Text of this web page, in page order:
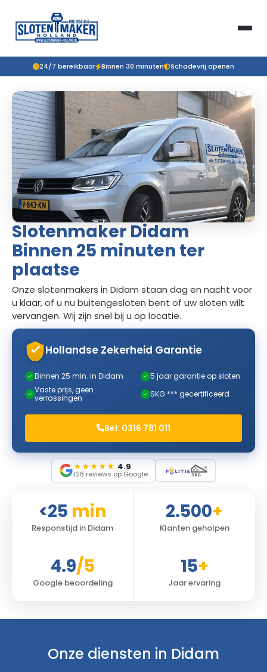
24/7 bereikbaar Binnen 30 minuten Schadevrij openen
Slotenmaker Didam
Binnen 25 minuten ter
plaatse
Onze slotenmakers in Didam staan dag en nacht voor
u klaar, of u nu buitengesloten bent of uw sloten wilt
vervangen. Wij zijn snel bij u op locatie.
Hollandse Zekerheid Garantie
✓ Binnen 25 min. in Didam ✓ 5 jaar garantie op sloten
✓ Vaste prijs, geen
verrassingen
✓ SKG *** gecertificeerd
Bel: 0316 781 011
★★★★★ 4.9
128 reviews op Google
<25 min
Responstijd in Didam
2.500+
Klanten geholpen
4.9/5
Google beoordeling
15+
Jaar ervaring
Onze diensten in Didam